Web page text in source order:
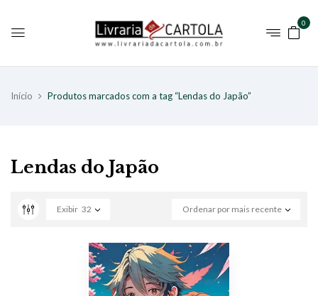
0
Início Produtos marcados com a tag “Lendas do Japão”
Lendas do Japão
Ordenar por mais recente
Exibir 32